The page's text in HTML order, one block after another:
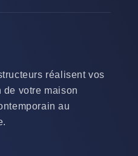
réalisent vos
de votre maison
au